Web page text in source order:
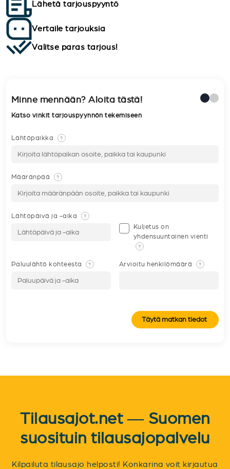
Lähetä tarjouspyyntö
Vertaile tarjouksia
Valitse paras tarjous!
Minne mennään? Aloita tästä!
Katso vinkit tarjouspyynnön tekemiseen
Lähtöpaikka ?
Määränpää ?
Lähtöpäivä ja -aika ?
Kuljetus on
yhdensuuntainen vienti
?
Paluulähtö kohteesta ? Arvioitu henkilömäärä ?
Täytä matkan tiedot
Tilausajot.net — Suomen
suosituin tilausajopalvelu
Kilpailuta tilausajo helposti! Konkarina voit kirjautua